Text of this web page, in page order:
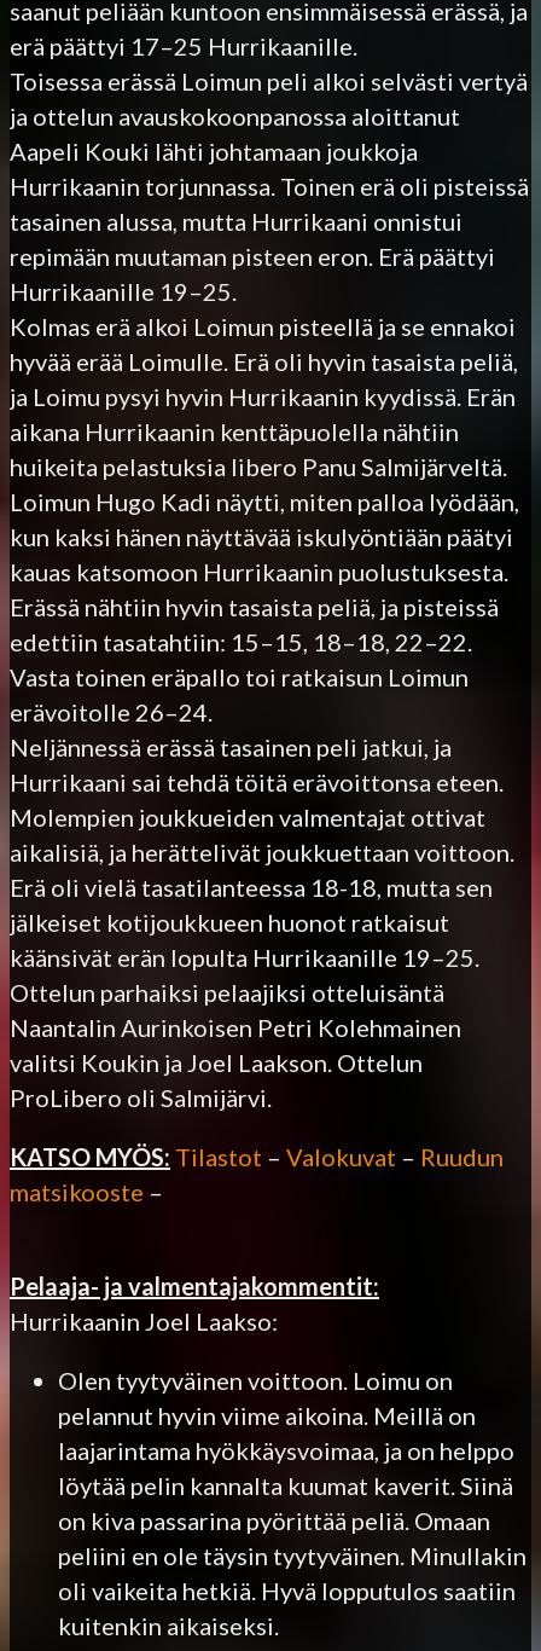
saanut peliään kuntoon ensimmäisessä erässä, ja
erä päättyi 17–25 Hurrikaanille.
Toisessa erässä Loimun peli alkoi selvästi vertyä
ja ottelun avauskokoonpanossa aloittanut
Aapeli Kouki lähti johtamaan joukkoja
Hurrikaanin torjunnassa. Toinen erä oli pisteissä
tasainen alussa, mutta Hurrikaani onnistui
repimään muutaman pisteen eron. Erä päättyi
Hurrikaanille 19–25.
Kolmas erä alkoi Loimun pisteellä ja se ennakoi
hyvää erää Loimulle. Erä oli hyvin tasaista peliä,
ja Loimu pysyi hyvin Hurrikaanin kyydissä. Erän
aikana Hurrikaanin kenttäpuolella nähtiin
huikeita pelastuksia libero Panu Salmijärveltä.
Loimun Hugo Kadi näytti, miten palloa lyödään,
kun kaksi hänen näyttävää iskulyöntiään päätyi
kauas katsomoon Hurrikaanin puolustuksesta.
Erässä nähtiin hyvin tasaista peliä, ja pisteissä
edettiin tasatahtiin: 15–15, 18–18, 22–22.
Vasta toinen eräpallo toi ratkaisun Loimun
erävoitolle 26–24.
Neljännessä erässä tasainen peli jatkui, ja
Hurrikaani sai tehdä töitä erävoittonsa eteen.
Molempien joukkueiden valmentajat ottivat
aikalisiä, ja herättelivät joukkuettaan voittoon.
Erä oli vielä tasatilanteessa 18-18, mutta sen
jälkeiset kotijoukkueen huonot ratkaisut
käänsivät erän lopulta Hurrikaanille 19–25.
Ottelun parhaiksi pelaajiksi otteluisäntä
Naantalin Aurinkoisen Petri Kolehmainen
valitsi Koukin ja Joel Laakson. Ottelun
ProLibero oli Salmijärvi.
KATSO MYÖS: Tilastot – Valokuvat – Ruudun
matsikooste –
Pelaaja- ja valmentajakommentit:
Hurrikaanin Joel Laakso:
Olen tyytyväinen voittoon. Loimu on
pelannut hyvin viime aikoina. Meillä on
laajarintama hyökkäysvoimaa, ja on helppo
löytää pelin kannalta kuumat kaverit. Siinä
on kiva passarina pyörittää peliä. Omaan
peliini en ole täysin tyytyväinen. Minullakin
oli vaikeita hetkiä. Hyvä lopputulos saatiin
kuitenkin aikaiseksi.